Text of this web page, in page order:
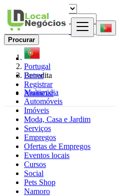
Entrar
Registrar
Anunciar
Procurar
Portugal
Benedita
Multimidia
Automóveis
Imóveis
Moda, Casa e Jardim
Serviços
Empregos
Ofertas de Empregos
Eventos locais
Cursos
Social
Pets Shop
Namoro